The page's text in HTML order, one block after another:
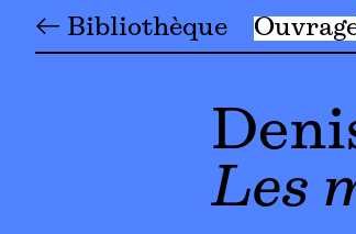
← Bibliothèque
Les